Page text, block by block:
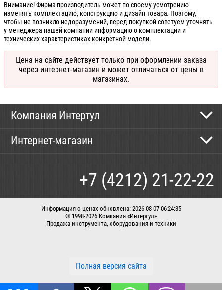
Внимание! Фирма-производитель может по своему усмотрению
изменять комплектацию, конструкцию и дизайн товара. Поэтому,
чтобы не возникло недоразумений, перед покупкой советуем уточнять
у менеджера нашей компании информацию о комплектации и
технических характеристиках конкретной модели.
Цена на сайте действует только при оформлении заказа
через интернет-магазин и может отличаться от цены в
магазинах.
Компания Интертул
Новости
Интернет-магазин
Доставка
+7 (4212) 21-22-22
Информация о ценах обновлена: 2026-08-07 06:24:35
© 1998-2026 Компания «Интертул»
Продажа инструмента, оборудования и техники
Полная версия сайта